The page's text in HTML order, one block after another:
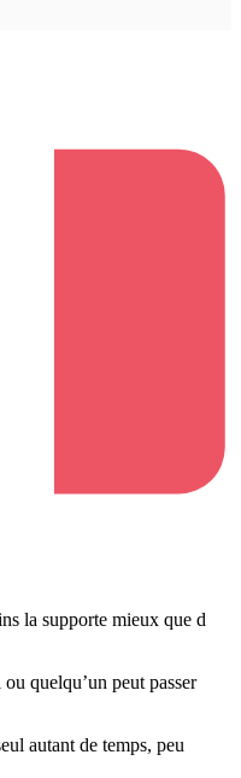
la supporte mieux que d
quelqu’un peut passer
autant de temps, peu